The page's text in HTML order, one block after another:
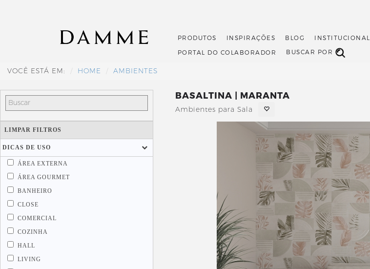
PRODUTOS INSPIRAÇÕES BLOG INSTITUCIONAL
PORTAL DO COLABORADOR
BUSCAR POR
VOCÊ ESTÁ EM: HOME AMBIENTES
LIMPAR FILTROS
DICAS DE USO
ÁREA EXTERNA
ÁREA GOURMET
BANHEIRO
CLOSE
COMERCIAL
COZINHA
HALL
LIVING
BASALTINA | MARANTA
Ambientes para Sala